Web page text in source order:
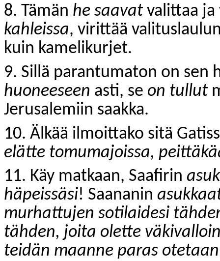
8. Tämän he saavat valittaa
kahleissa, virittää
kuin kamelikurjet.
9. Sillä parantumaton on sen
huoneeseen asti, se on tullut
Jerusalemiin saakka.
10. Älkää ilmoittako sitä
elätte tomumajoissa,
11. Käy matkaan, Saafirin
häpeissäsi! Saananin
murhattujen sotilaidesi
tähden, joita olette
teidän maanne paras